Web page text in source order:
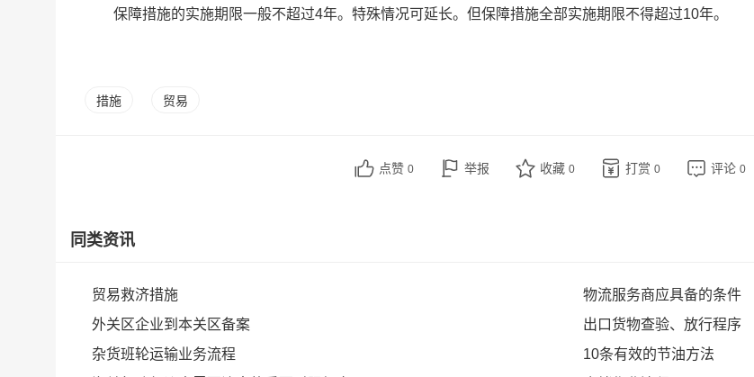
保障措施的实施期限一般不超过4年。特殊情况可延长。但保障措施全部实施期限不得超过10年。
措施 贸易
点赞 0 举报 收藏 0 打赏 0 评论 0
同类资讯
贸易救济措施
物流服务商应具备的条件
外关区企业到本关区备案
出口货物查验、放行程序
杂货班轮运输业务流程
10条有效的节油方法